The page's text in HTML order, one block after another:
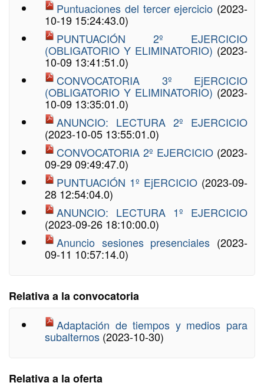
Puntuaciones del tercer ejercicio (2023-
10-19 15:24:43.0)
PUNTUACIÓN 2º EJERCICIO
(OBLIGATORIO Y ELIMINATORIO) (2023-
10-09 13:41:51.0)
CONVOCATORIA 3º EjERCICIO
(OBLIGATORIO Y ELIMINATORIO) (2023-
10-09 13:35:01.0)
ANUNCIO: LECTURA 2º EJERCICIO
(2023-10-05 13:55:01.0)
CONVOCATORIA 2º EJERCICIO (2023-
09-29 09:49:47.0)
PUNTUACIÓN 1º EjERCICIO (2023-09-
28 12:54:04.0)
ANUNCIO: LECTURA 1º EJERCICIO
(2023-09-26 18:10:00.0)
Anuncio sesiones presenciales (2023-
09-11 10:57:14.0)
Relativa a la convocatoria
Adaptación de tiempos y medios para
subalternos (2023-10-30)
Relativa a la oferta